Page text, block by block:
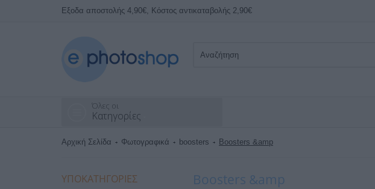
Εξοδα αποστολής 4,90€, Κόστος αντικαταβολής 2,90€
Όλες οι
Κατηγορίες
Αρχική Σελίδα Φωτογραφικά boosters Boosters &amp
ΥΠΟΚΑΤΗΓΟΡΊΕΣ Boosters &amp